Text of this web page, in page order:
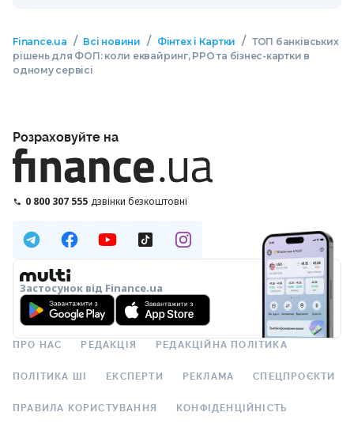
Finance.ua / Всі новини / Фінтех і Картки / ТОП банківських
рішень для ФОП: коли еквайринг, РРО та бізнес-картки в
одному сервісі
Розраховуйте на
0 800 307 555 дзвінки безкоштовні
Застосунок від Finance.ua
ПРО НАС РЕДАКЦІЯ РЕДАКЦІЙНА ПОЛІТИКА
ПОЛІТИКА ШІ ЕКСПЕРТИ РЕКЛАМА СПЕЦПРОЄКТИ
ПРАВИЛА КОРИСТУВАННЯ КОНФІДЕНЦІЙНІСТЬ